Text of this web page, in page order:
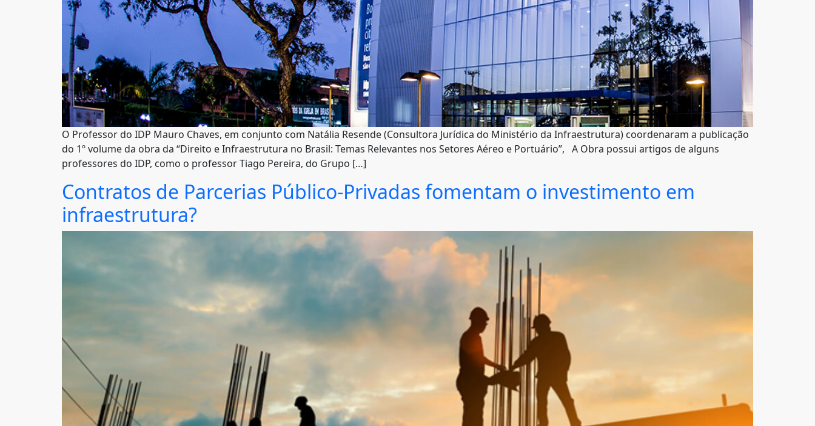
O Professor do IDP Mauro Chaves, em conjunto com Natália Resende (Consultora Jurídica do Ministério da Infraestrutura) coordenaram a publicação
do 1º volume da obra da “Direito e Infraestrutura no Brasil: Temas Relevantes nos Setores Aéreo e Portuário”, A Obra possui artigos de alguns
professores do IDP, como o professor Tiago Pereira, do Grupo […]
Contratos de Parcerias Público-Privadas fomentam o investimento em
infraestrutura?